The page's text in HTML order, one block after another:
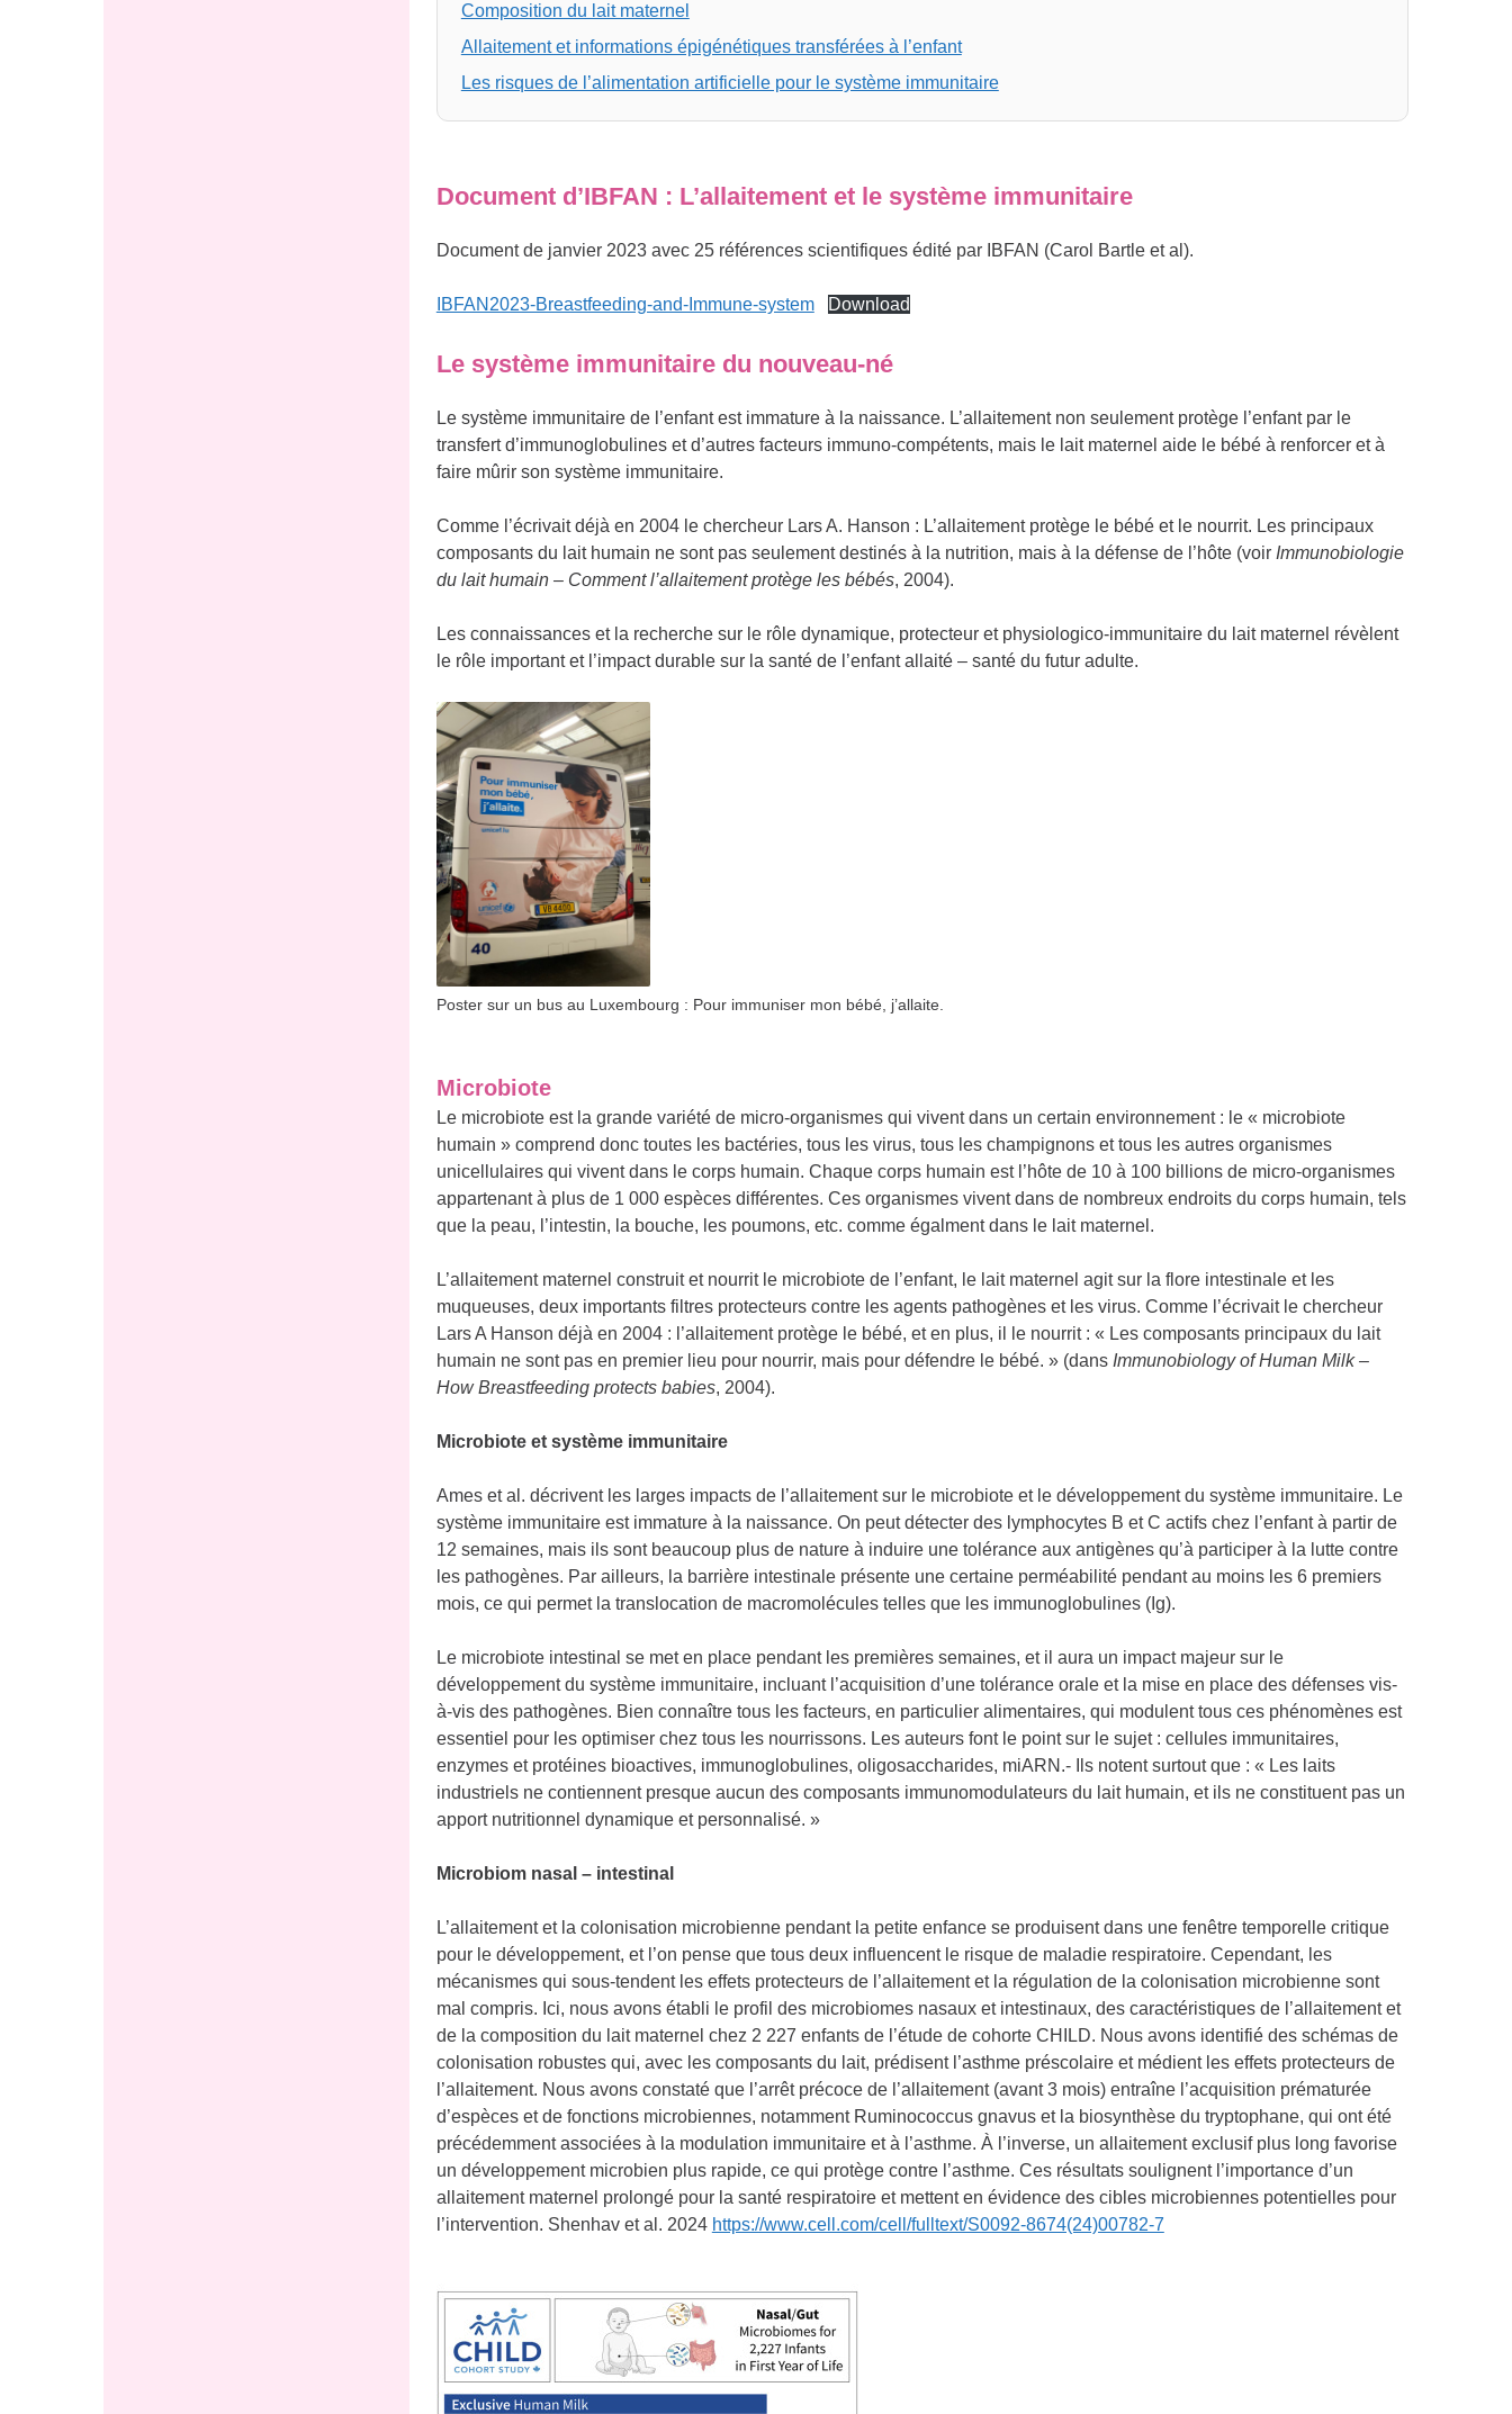
Composition du lait maternel
Allaitement et informations épigénétiques transférées à l’enfant
Les risques de l’alimentation artificielle pour le système immunitaire
Document d’IBFAN : L’allaitement et le système immunitaire
Document de janvier 2023 avec 25 références scientifiques édité par IBFAN (Carol Bartle et al).
IBFAN2023-Breastfeeding-and-Immune-system Download
Le système immunitaire du nouveau-né
Le système immunitaire de l’enfant est immature à la naissance. L’allaitement non seulement protège l’enfant par le
transfert d’immunoglobulines et d’autres facteurs immuno-compétents, mais le lait maternel aide le bébé à renforcer et à
faire mûrir son système immunitaire.
Comme l’écrivait déjà en 2004 le chercheur Lars A. Hanson : L’allaitement protège le bébé et le nourrit. Les principaux
composants du lait humain ne sont pas seulement destinés à la nutrition, mais à la défense de l’hôte (voir Immunobiologie
du lait humain – Comment l’allaitement protège les bébés, 2004).
Les connaissances et la recherche sur le rôle dynamique, protecteur et physiologico-immunitaire du lait maternel révèlent
le rôle important et l’impact durable sur la santé de l’enfant allaité – santé du futur adulte.
Poster sur un bus au Luxembourg : Pour immuniser mon bébé, j’allaite.
Microbiote
Le microbiote est la grande variété de micro-organismes qui vivent dans un certain environnement : le « microbiote
humain » comprend donc toutes les bactéries, tous les virus, tous les champignons et tous les autres organismes
unicellulaires qui vivent dans le corps humain. Chaque corps humain est l’hôte de 10 à 100 billions de micro-organismes
appartenant à plus de 1 000 espèces différentes. Ces organismes vivent dans de nombreux endroits du corps humain, tels
que la peau, l’intestin, la bouche, les poumons, etc. comme égalment dans le lait maternel.
L’allaitement maternel construit et nourrit le microbiote de l’enfant, le lait maternel agit sur la flore intestinale et les
muqueuses, deux importants filtres protecteurs contre les agents pathogènes et les virus. Comme l’écrivait le chercheur
Lars A Hanson déjà en 2004 : l’allaitement protège le bébé, et en plus, il le nourrit : « Les composants principaux du lait
humain ne sont pas en premier lieu pour nourrir, mais pour défendre le bébé. » (dans Immunobiology of Human Milk –
How Breastfeeding protects babies, 2004).
Microbiote et système immunitaire
Ames et al. décrivent les larges impacts de l’allaitement sur le microbiote et le développement du système immunitaire. Le
système immunitaire est immature à la naissance. On peut détecter des lymphocytes B et C actifs chez l’enfant à partir de
12 semaines, mais ils sont beaucoup plus de nature à induire une tolérance aux antigènes qu’à participer à la lutte contre
les pathogènes. Par ailleurs, la barrière intestinale présente une certaine perméabilité pendant au moins les 6 premiers
mois, ce qui permet la translocation de macromolécules telles que les immunoglobulines (Ig).
Le microbiote intestinal se met en place pendant les premières semaines, et il aura un impact majeur sur le
développement du système immunitaire, incluant l’acquisition d’une tolérance orale et la mise en place des défenses vis-
à-vis des pathogènes. Bien connaître tous les facteurs, en particulier alimentaires, qui modulent tous ces phénomènes est
essentiel pour les optimiser chez tous les nourrissons. Les auteurs font le point sur le sujet : cellules immunitaires,
enzymes et protéines bioactives, immunoglobulines, oligosaccharides, miARN.- Ils notent surtout que : « Les laits
industriels ne contiennent presque aucun des composants immunomodulateurs du lait humain, et ils ne constituent pas un
apport nutritionnel dynamique et personnalisé. »
Microbiom nasal – intestinal
L’allaitement et la colonisation microbienne pendant la petite enfance se produisent dans une fenêtre temporelle critique
pour le développement, et l’on pense que tous deux influencent le risque de maladie respiratoire. Cependant, les
mécanismes qui sous-tendent les effets protecteurs de l’allaitement et la régulation de la colonisation microbienne sont
mal compris. Ici, nous avons établi le profil des microbiomes nasaux et intestinaux, des caractéristiques de l’allaitement et
de la composition du lait maternel chez 2 227 enfants de l’étude de cohorte CHILD. Nous avons identifié des schémas de
colonisation robustes qui, avec les composants du lait, prédisent l’asthme préscolaire et médient les effets protecteurs de
l’allaitement. Nous avons constaté que l’arrêt précoce de l’allaitement (avant 3 mois) entraîne l’acquisition prématurée
d’espèces et de fonctions microbiennes, notamment Ruminococcus gnavus et la biosynthèse du tryptophane, qui ont été
précédemment associées à la modulation immunitaire et à l’asthme. À l’inverse, un allaitement exclusif plus long favorise
un développement microbien plus rapide, ce qui protège contre l’asthme. Ces résultats soulignent l’importance d’un
allaitement maternel prolongé pour la santé respiratoire et mettent en évidence des cibles microbiennes potentielles pour
l’intervention. Shenhav et al. 2024 https://www.cell.com/cell/fulltext/S0092-8674(24)00782-7